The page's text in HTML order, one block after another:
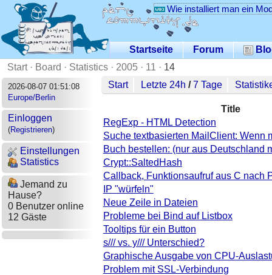
Wie installiert man ein
Startseite Forum
Start· Board · Statistics · 2005 · 11 · 14
2026-08-07 01:51:08
Europe/Berlin
Einloggen
(Registrieren)
Einstellungen
Statistics
Jemand zu
Hause?
0 Benutzer online
12 Gäste
Start Letzte 24h /7 Tage
Title
RegExp - HTML Detection
Suche textbasierten MailClient: Wenn
Buch bestellen: (nur aus Deutschland
Crypt::SaltedHash
Callback, Funktionsaufruf aus C nach
IP "würfeln"
Neue Zeile in Dateien
Probleme bei Bind auf Listbox
Tooltips für ein Button
s/// vs. y/// Unterschied?
Graphische Ausgabe von CPU-
Problem mit SSL-Verbindung